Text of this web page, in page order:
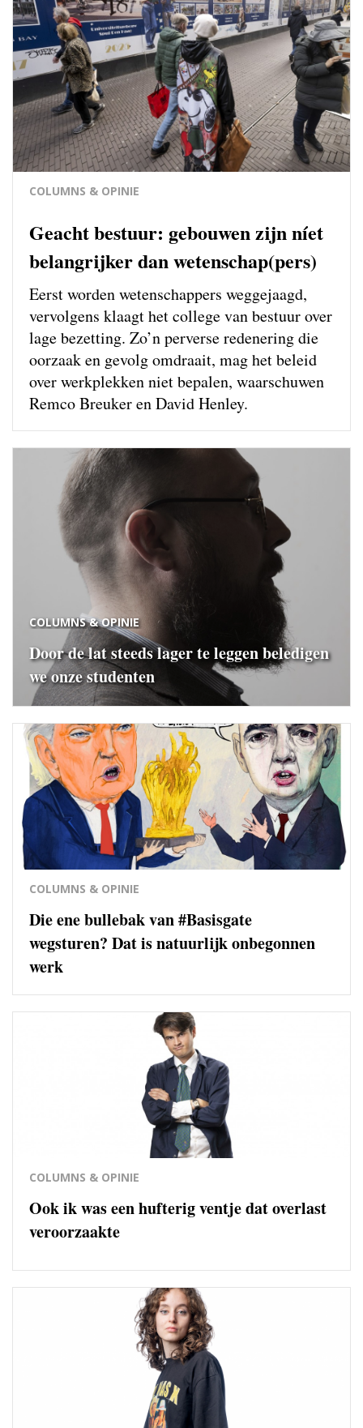
COLUMNS & OPINIE
Geacht bestuur: gebouwen zijn níet
belangrijker dan wetenschap(pers)
Eerst worden wetenschappers weg­gejaagd,
vervolgens klaagt het college van bestuur over
lage bezetting. Zo’n perverse redenering die
oorzaak en gevolg omdraait, mag het beleid
over werkplekken niet bepalen, waarschuwen
Remco Breuker en David Henley.
COLUMNS & OPINIE
Door de lat steeds lager te leggen beledigen
we onze studenten
COLUMNS & OPINIE
Die ene bullebak van #Basisgate
wegsturen? Dat is natuurlijk onbegonnen
werk
COLUMNS & OPINIE
Ook ik was een hufterig ventje dat overlast
veroorzaakte